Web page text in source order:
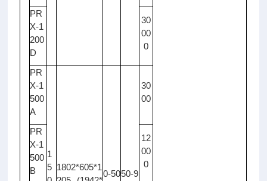
PR
X-1
200
D
30
00
0
PR
X-1
500
A
1
5 1802*605*1
0-5050-9
30
00
PR
X-1
500
B
12
00
0